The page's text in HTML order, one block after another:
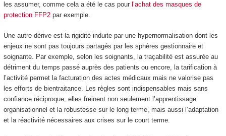
les assumer, comme cela a été le cas pour l’achat des masques de
protection FFP2par exemple.
Une autre dérive est la rigidité induite par une hypernormalisation dont les
enjeux ne sont pas toujours partagés par les sphères gestionnaire et
soignante. Par exemple, selon les soignants, la traçabilité est assurée au
détriment du temps passé auprès des patients ou encore, la tarification à
l’activité permet la facturation des actes médicaux mais ne valorise pas
les efforts de bientraitance. Les règles sont indispensables mais sans
confiance réciproque, elles freinent non seulement l’apprentissage
organisationnel et la robustesse sur le long terme, mais aussi l’adaptation
et la réactivité nécessaires aux crises sur le court terme.